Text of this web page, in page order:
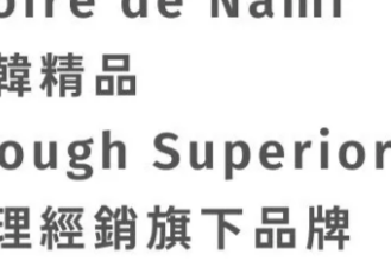
公司正式授權的Palnart Poc 日本海外
/ 4F / HM。（本賣場皆有販售，歡迎詢問）
品，持有正式授權與簽約文件，請安心選購
手作藝術帶到台灣，